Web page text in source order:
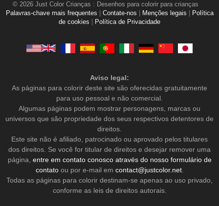
© 2026 Just Color Crianças : Desenhos para colorir para crianças
Palavras-chave mais frequentes
Contate-nos Menções legais
Política
de cookies
Política de Privacidade
Aviso legal:
As páginas para colorir deste site são oferecidas gratuitamente
para uso pessoal e não comercial.
Algumas páginas podem mostrar personagens, marcas ou
universos que são propriedade dos seus respectivos detentores de
direitos.
Este site não é afiliado, patrocinado ou aprovado pelos titulares
dos direitos. Se você for titular de direitos e desejar remover uma
página, entre em contato conosco através do nosso formulário de
contatoou por e-mail em contact@justcolor.net.
Todas as páginas para colorir destinam-se apenas ao uso privado,
conforme as leis de direitos autorais.